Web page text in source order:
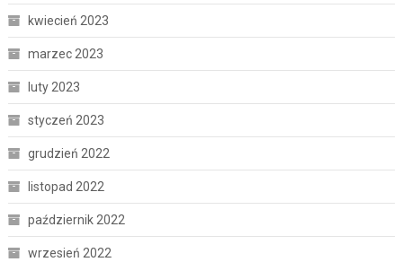
kwiecień 2023
marzec 2023
luty 2023
styczeń 2023
grudzień 2022
listopad 2022
październik 2022
wrzesień 2022